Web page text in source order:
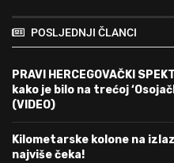
POSLJEDNJI ČLANCI
PRAVI HERCEGOVAČKI
kako je bilo na trećoj
(VIDEO)
Kilometarske kolone na
najviše čeka!